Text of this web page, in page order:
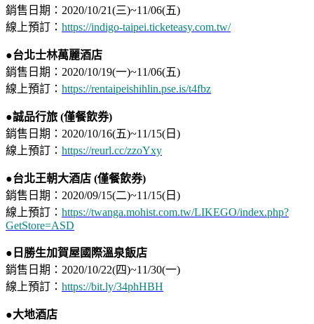
銷售日期：2020/10/21(三)~11/06(五)⁣
線上預訂： https://indigo-taipei.ticketeasy.com.tw/
●台北士林萬麗酒店
銷售日期：2020/10/19(一)~11/06(五)⁣
線上預訂： https://rentaipeishihlin.pse.is/t4fbz
●誠品行旅 (僅餐飲券)
銷售日期：2020/10/16(五)~11/15(日)
線上預訂： https://reurl.cc/zzoYxy
●台北王朝大酒店 (僅餐飲券)
銷售日期：2020/09/15(二)~11/15(日)
線上預訂： https://twanga.mohist.com.tw/LIKEGO/index.php?
GetStore=ASD
●日勝生加賀屋國際溫泉飯店
銷售日期：2020/10/22(四)~11/30(一)
線上預訂： https://bit.ly/34phHBH
●大地酒店